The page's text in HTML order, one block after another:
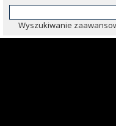
Wyszukiwanie